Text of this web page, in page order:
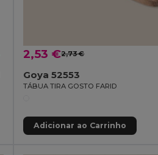
2,53 €2,73 €
Goya 52553
TÁBUA TIRA GOSTO FARID
Adicionar ao Carrinho